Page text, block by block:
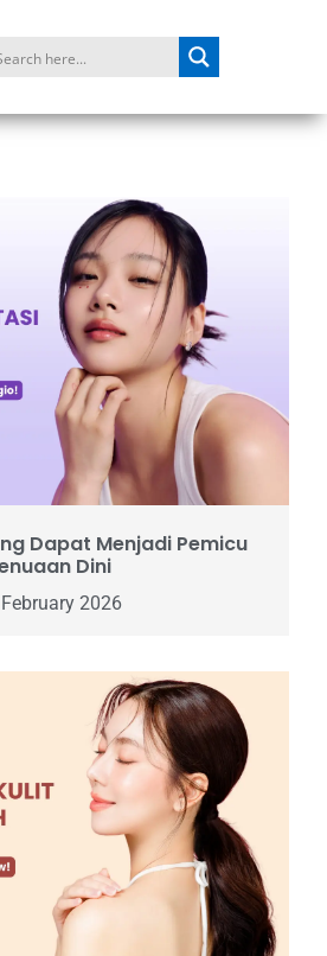
Dapat Menjadi Pemicu
Dini
2026